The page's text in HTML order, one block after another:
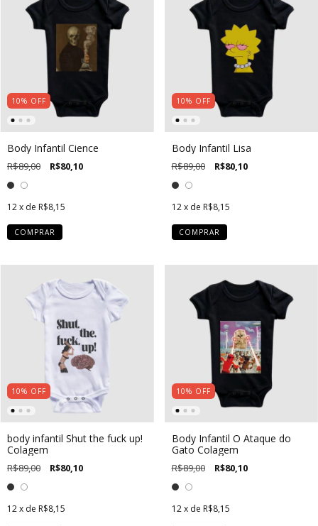
10% OFF
Body Infantil Cience
R$89,00 R$80,10
12x de R$8,15
COMPRAR
10% OFF
Body Infantil Lisa
R$89,00 R$80,10
12 x de R$8,15
COMPRAR
10% OFF
body infantil Shut the fuck up!
Colagem
R$89,00 R$80,10
12x de R$8,15
10% OFF
Body Infantil O Ataque do
Gato Colagem
R$89,00 R$80,10
12 x de R$8,15